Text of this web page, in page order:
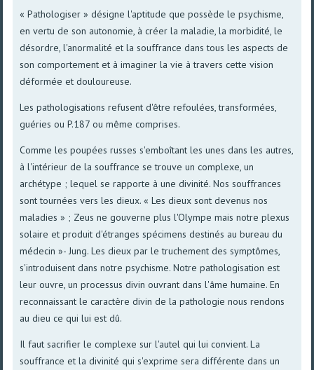
« Pathologiser » désigne l'aptitude que possède le psychisme,
en vertu de son autonomie, à créer la maladie, la morbidité, le
désordre, l'anormalité et la souffrance dans tous les aspects de
son comportement et à imaginer la vie à travers cette vision
déformée et douloureuse.
Les pathologisations refusent d'être refoulées, transformées,
guéries ou P.187 ou même comprises.
Comme les poupées russes s'emboîtant les unes dans les autres,
à l'intérieur de la souffrance se trouve un complexe, un
archétype ; lequel se rapporte à une divinité. Nos souffrances
sont tournées vers les dieux. « Les dieux sont devenus nos
maladies » ; Zeus ne gouverne plus l'Olympe mais notre plexus
solaire et produit d'étranges spécimens destinés au bureau du
médecin »- Jung. Les dieux par le truchement des symptômes,
s'introduisent dans notre psychisme. Notre pathologisation est
leur ouvre, un processus divin ouvrant dans l'âme humaine. En
reconnaissant le caractère divin de la pathologie nous rendons
au dieu ce qui lui est dû.
Il faut sacrifier le complexe sur l'autel qui lui convient. La
souffrance et la divinité qui s'exprime sera différente dans un